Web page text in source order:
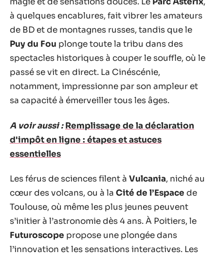
à quelques encablures, fait vibrer les amateurs
de BD et de montagnes russes, tandis que le
Puy du Fou plonge toute la tribu dans des
spectacles historiques à couper le souffle, où le
passé se vit en direct. La Cinéscénie,
notamment, impressionne par son ampleur et
sa capacité à émerveiller tous les âges.
A voir aussi : Remplissage de la déclaration
d'impôt en ligne : étapes et astuces
essentielles
Les férus de sciences filent à Vulcania, niché au
cœur des volcans, ou à la Cité de l’Espace de
Toulouse, où même les plus jeunes peuvent
s’initier à l’astronomie dès 4 ans. À Poitiers, le
Futuroscope propose une plongée dans
l’innovation et les sensations interactives. Les